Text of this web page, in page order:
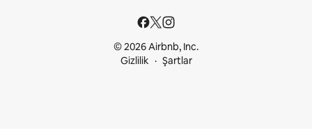
© 2026 Airbnb, Inc.
Gizlilik
Şartlar